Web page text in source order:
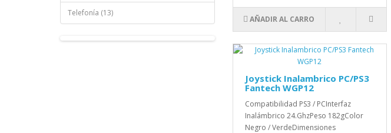
Telefonía (13)
AÑADIR AL CARRO
Joystick Inalambrico PC/PS3
Fantech WGP12
Compatibilidad PS3 / PCInterfaz
Inalámbrico 24.GhzPeso 182gColor
Negro / VerdeDimensiones